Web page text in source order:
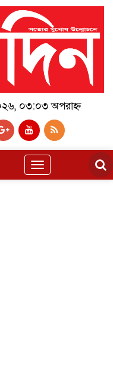
০৩:০৩ অপরাহ্ন
Toggle
navigation